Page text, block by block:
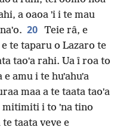
a oaoa ˈi i te mau
20 Teie râ, e
te taparu o Lazaro te
taoˈa rahi. Ua î roa to
amu i te huˈahuˈa
maa a te taata taoˈa
i to ˈna tino
taata veve e